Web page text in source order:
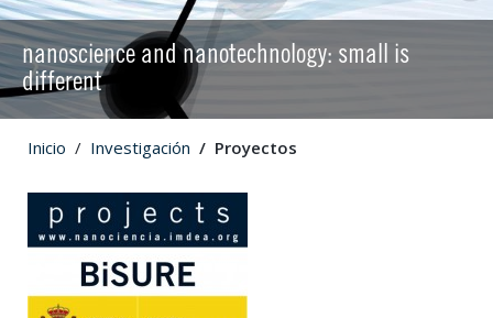
nanoscience and nanotechnology: small is
different
Inicio Investigación Proyectos